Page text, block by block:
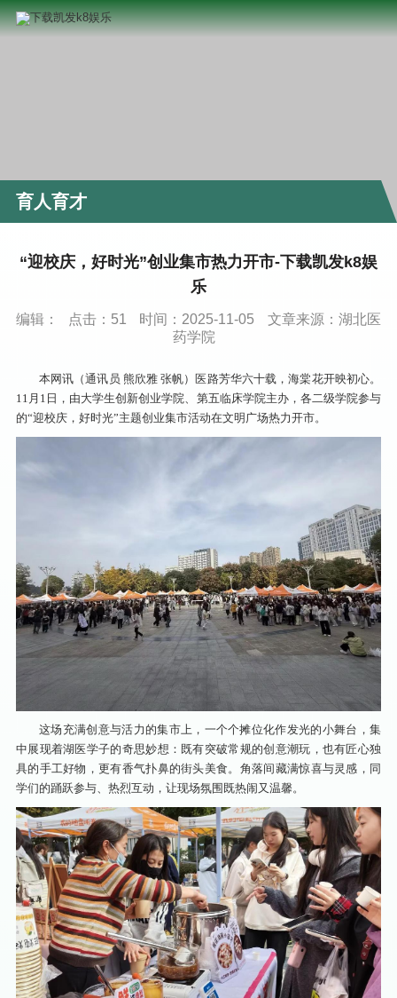
育人育才
“迎校庆，好时光”创业集市热力开市-下载凯发k8娱
乐
编辑： 点击： 51 时间：2025-11-05
文章来源：湖北医
药学院
本网讯（通讯员 熊欣雅 张帆）医路芳华六十载，海棠花开映初心。
11月1日，由大学生创新创业学院、第五临床学院主办，各二级学院参与
的“迎校庆，好时光”主题创业集市活动在文明广场热力开市。
这场充满创意与活力的集市上，一个个摊位化作发光的小舞台，集
中展现着湖医学子的奇思妙想：既有突破常规的创意潮玩，也有匠心独
具的手工好物，更有香气扑鼻的街头美食。角落间藏满惊喜与灵感，同
学们的踊跃参与、热烈互动，让现场氛围既热闹又温馨。